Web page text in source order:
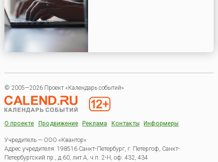
© 2005—2026 Проект «Календарь событий»
О проекте Продвижение Реклама Контакты Информеры
Учредитель — ООО «Квантор»
Адрес учредителя: 198516 Санкт-Петербург, г. Петергоф, Санкт-
Петербургский пр., д.60, лит.А, ч.п. 2-Н, оф. 432, 434